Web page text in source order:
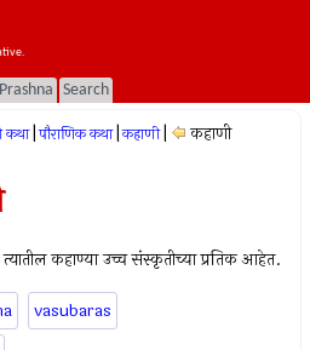
Prashna Search
कथा पौराणिक कथा कहाणी
कहाणी
त्यातील कहाण्या उच्च संस्कृतीच्या प्रतिक आहेत.
vasubaras